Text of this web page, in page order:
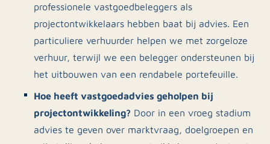
professionele vastgoedbeleggers als
projectontwikkelaars hebben baat bij advies. Een
particuliere verhuurder helpen we met zorgeloze
verhuur, terwijl we een belegger ondersteunen bij
het uitbouwen van een rendabele portefeuille.
Hoe heeft vastgoedadvies geholpen bij
projectontwikkeling? Door in een vroeg stadium
advies te geven over marktvraag, doelgroepen en